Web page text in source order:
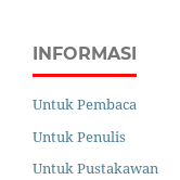
INFORMASI
Untuk Pembaca
Untuk Penulis
Untuk Pustakawan